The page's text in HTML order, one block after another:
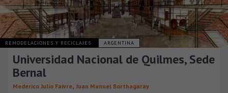
REMODELACIONES Y RECICLAJES ARGENTINA
Universidad Nacional de Quilmes, Sede
Bernal
Mederico Julio Faivre, Juan Manuel Borthagaray